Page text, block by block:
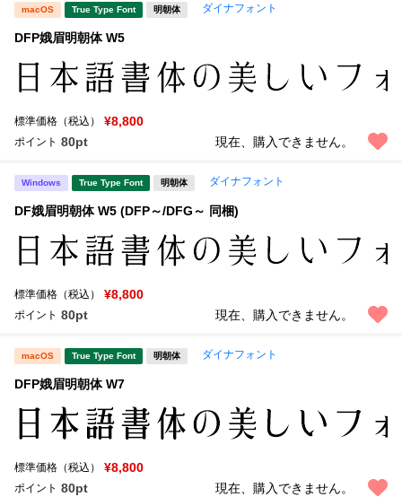
macOS True Type Font 明朝体 ダイナフォント
DFP娥眉明朝体 W5
標準価格（税込） ¥8,800
ポイント 80pt 現在、購入できません。
Windows True Type Font 明朝体 ダイナフォント
DF娥眉明朝体 W5 (DFP～/DFG～ 同梱)
標準価格（税込） ¥8,800
ポイント 80pt 現在、購入できません。
macOS True Type Font 明朝体 ダイナフォント
DFP娥眉明朝体 W7
標準価格（税込） ¥8,800
ポイント 80pt 現在、購入できません。